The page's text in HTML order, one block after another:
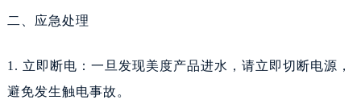
二、应急处理
1. 立即断电：一旦发现美度产品进水，请立即切断电源，
避免发生触电事故。